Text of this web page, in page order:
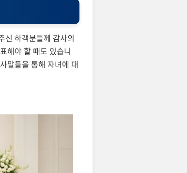
신 하객분들께 감사의
해야 할 때도 있습니
말들을 통해 자녀에 대